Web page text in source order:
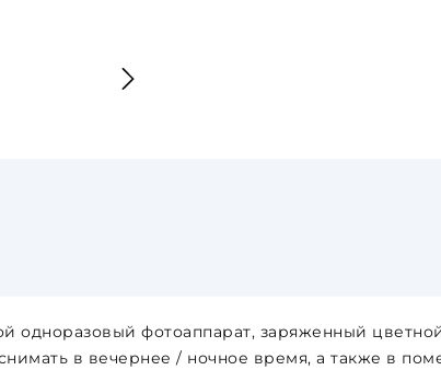
одноразовый фотоаппарат, заряженный
в вечернее / ночное время, а также в